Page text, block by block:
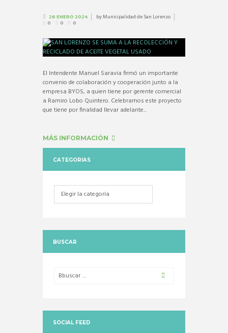
26 ENERO 2024 byMunicipalidad de San Lorenzo
0 0 0
El Intendente Manuel Saravia firmó un importante
convenio de colaboración y cooperación junto a la
empresa BYOS, a quien tiene por gerente comercial
a Ramiro Lobo Quintero. Celebramos este proyecto
que tiene por finalidad llevar adelante...
MÁS INFORMACIÓN
CATEGORIAS
Categorias
BUSCAR
SOCIAL FEED